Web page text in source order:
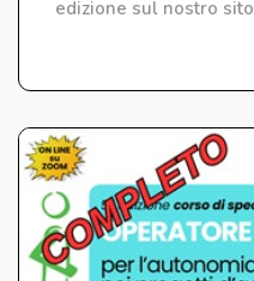
edizione sul nostro sito